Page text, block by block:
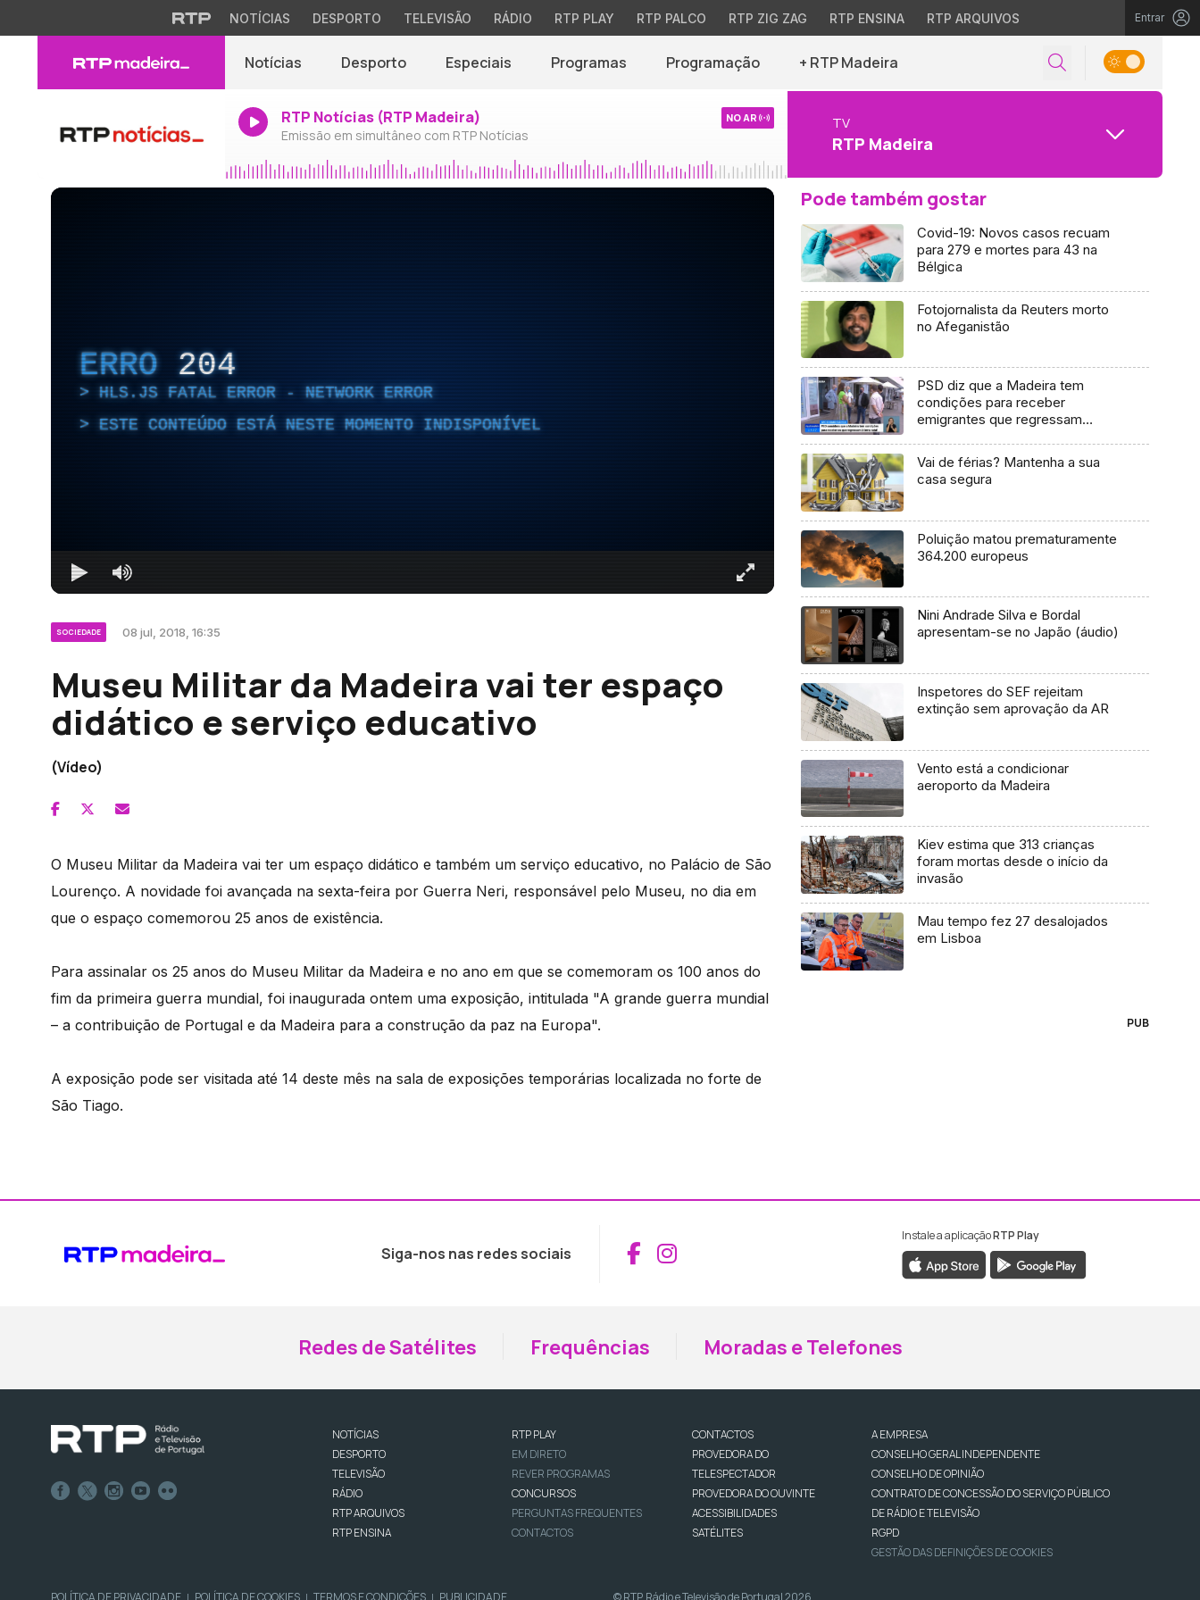
NOTÍCIAS DESPORTO TELEVISÃO RÁDIO RTP PLAY RTP PALCO RTP ZIG ZAG RTP ENSINA RTP ARQUIVOS Entrar
Notícias Desporto Especiais Programas Programação + RTP Madeira
RTP Notícias (RTP Madeira)
Emissão em simultâneo com RTP Notícias
NO AR TV
RTP Madeira
ERRO 204
HLS.JS FATAL ERROR - NETWORK ERROR
ESTE CONTEÚDO ESTÁ NESTE MOMENTO INDISPONÍVEL
SOCIEDADE 08 jul, 2018, 16:35
Museu Militar da Madeira vai ter espaço
didático e serviço educativo
(Vídeo)
O Museu Militar da Madeira vai ter um espaço didático e também um serviço educativo, no Palácio de São
Lourenço. A novidade foi avançada na sexta-feira por Guerra Neri, responsável pelo Museu, no dia em
que o espaço comemorou 25 anos de existência.
Para assinalar os 25 anos do Museu Militar da Madeira e no ano em que se comemoram os 100 anos do
fim da primeira guerra mundial, foi inaugurada ontem uma exposição, intitulada "A grande guerra mundial
– a contribuição de Portugal e da Madeira para a construção da paz na Europa".
A exposição pode ser visitada até 14 deste mês na sala de exposições temporárias localizada no forte de
São Tiago.
Pode também gostar
Covid-19: Novos casos recuam
para 279 e mortes para 43 na
Bélgica
Fotojornalista da Reuters morto
no Afeganistão
PSD diz que a Madeira tem
condições para receber
emigrantes que regressam
Vai de férias? Mantenha a sua
casa segura
Poluição matou prematuramente
364.200 europeus
Nini Andrade Silva e Bordal
apresentam-se no Japão (áudio)
Inspetores do SEF rejeitam
extinção sem aprovação da AR
Vento está a condicionar
aeroporto da Madeira
Kiev estima que 313 crianças
foram mortas desde o início da
invasão
Mau tempo fez 27 desalojados
em Lisboa
PUB
Siga-nos nas redes sociais Aceder ao Facebook da RTP Madeira
Aceder ao Instagram da RTP Madeira
Instale a aplicaçãoRTP Play
Redes de Satélites Frequências Moradas e Telefones
NOTÍCIAS
DESPORTO
TELEVISÃO
RÁDIO
RTP ARQUIVOS
RTP ENSINA
RTP PLAY
EM DIRETO
REVER PROGRAMAS
CONCURSOS
PERGUNTAS FREQUENTES
CONTACTOS
CONTACTOS
PROVEDORA DO
TELESPECTADOR
PROVEDORA DO OUVINTE
ACESSIBILIDADES
SATÉLITES
A EMPRESA
CONSELHO GERAL INDEPENDENTE
CONSELHO DE OPINIÃO
CONTRATO DE CONCESSÃO DO SERVIÇO PÚBLICO
DE RÁDIO E TELEVISÃO
RGPD
GESTÃO DAS DEFINIÇÕES DE COOKIES
POLÍTICA DE PRIVACIDADE | POLÍTICA DE COOKIES | TERMOS E CONDIÇÕES | PUBLICIDADE © RTP, Rádio e Televisão de Portugal 2026